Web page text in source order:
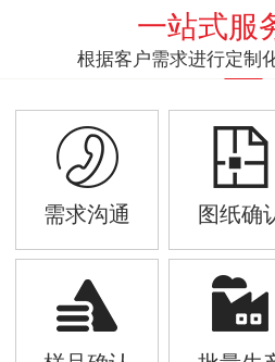
一站式服
根据客户需求进行定制
需求沟通 图纸确